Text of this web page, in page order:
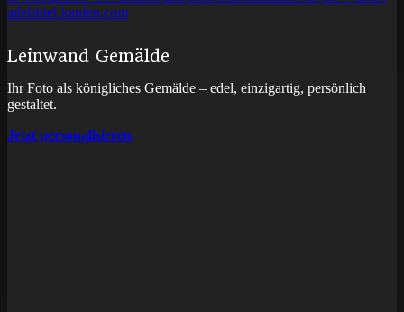
Leinwand Gemälde
Ihr Foto als königliches Gemälde – edel, einzigartig, persönlich
gestaltet.
Jetzt personalisieren